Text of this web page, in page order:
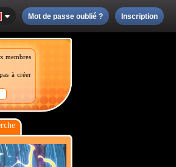
Mot de passe oublié ? Inscription
membres
à créer